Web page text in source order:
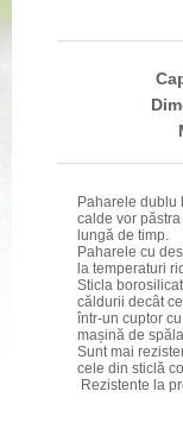
Paharele dublu
calde vor
lungă de timp.
Paharele cu
la temperaturi
Sticla
căldurii decât
într-un cuptor
mașină de
Sunt mai
cele din sticlă
Rezistente la